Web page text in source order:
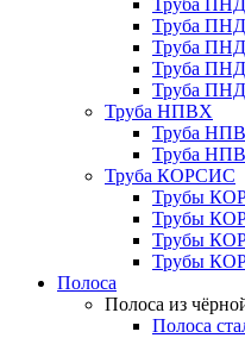
Труба ПНД
Труба ПНД
Труба ПНД
Труба ПНД
Труба ПНД
Труба НПВХ
Труба
Труба
Труба КОРСИС
Трубы
Трубы
Трубы
Трубы
Полоса
Полоса из
Полоса